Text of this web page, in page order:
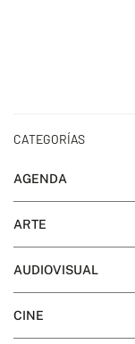
CATEGORÍAS
AGENDA
ARTE
AUDIOVISUAL
CINE